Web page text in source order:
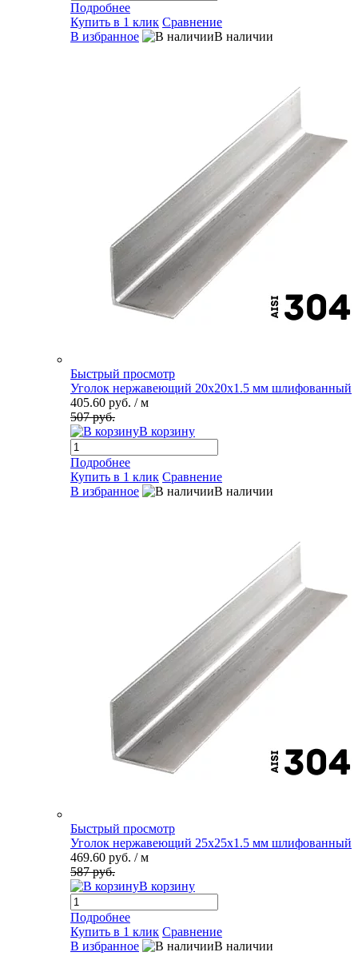
Подробнее
Купить в 1 клик Сравнение
В избранное
В наличии
Быстрый просмотр
Уголок нержавеющий 20х20х1.5 мм шлифованный
405.60 руб. / м
507 руб.
В корзину
Подробнее
Купить в 1 клик Сравнение
В избранное
В наличии
Быстрый просмотр
Уголок нержавеющий 25х25х1.5 мм шлифованный
469.60 руб. / м
587 руб.
В корзину
Подробнее
Купить в 1 клик Сравнение
В избранное
В наличии